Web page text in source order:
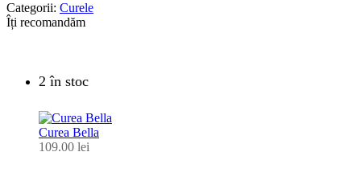
Categorii: Curele
Îți recomandăm
2 în stoc
Curea Bella
109.00 lei